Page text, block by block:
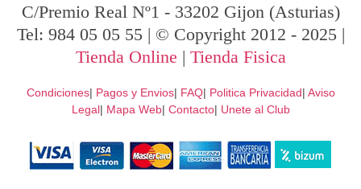
C/Premio Real Nº1 - 33202 Gijon (Asturias)
Tel: 984 05 05 55 | © Copyright 2012 - 2025 |
Tienda Online | Tienda Fisica
Condiciones| Pagos y Envios| FAQ| Politica Privacidad| Aviso
Legal| Mapa Web| Contacto| Unete al Club